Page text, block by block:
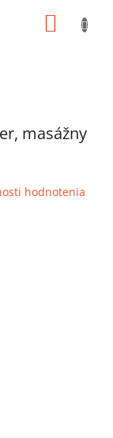
masážny
hodnotenia